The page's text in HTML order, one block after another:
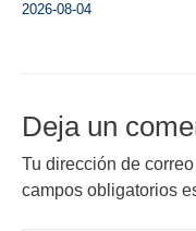
2026-08-04
Deja un
Tu dirección de
campos obligatorios